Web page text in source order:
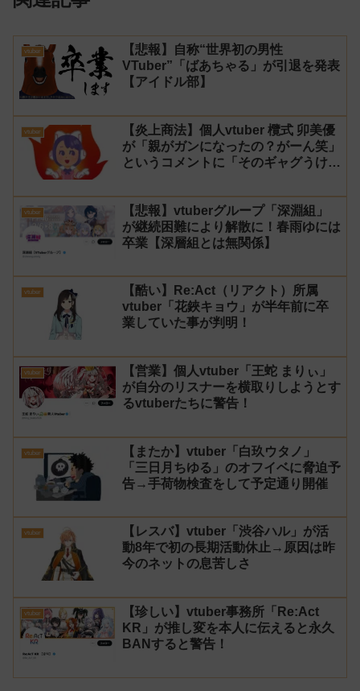
vtuber
【悲報】自称“世界初の男性
VTuber”「ばあちゃる」が引退を発表
【アイドル部】
vtuber
【炎上商法】個人vtuber 欖式 卯美優
が「親がガンになったの？がーん笑」
というコメントに「そのギャグうけ
はオススメしないと投稿し叩かれる
vtuber
【悲報】vtuberグループ「深淵組」
が継続困難により解散に！春雨ゆには
卒業【深層組とは無関係】
vtuber
【酷い】Re:Act（リアクト）所属
vtuber「花鋏キョウ」が半年前に卒
業していた事が判明！
vtuber
【営業】個人vtuber「王蛇 まりぃ」
が自分のリスナーを横取りしようとす
るvtuberたちに警告！
vtuber
【またか】vtuber「白玖ウタノ」
「三日月ちゆる」のオフイベに脅迫予
告→手荷物検査をして予定通り開催
vtuber
【レスバ】vtuber「渋谷ハル」が活
動8年で初の長期活動休止→原因は昨
今のネットの息苦しさ
vtuber
【珍しい】vtuber事務所「Re:Act
KR」が推し変を本人に伝えると永久
BANすると警告！